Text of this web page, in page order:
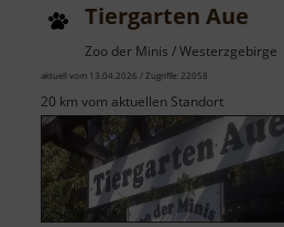
Tiergarten Aue
Zoo der Minis / Westerzgebirge
aktuell vom 13.04.2026 / Zugriffe: 22058
20 km vom aktuellen Standort